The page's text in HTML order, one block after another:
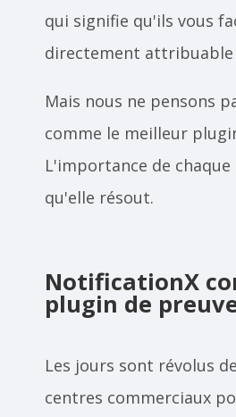
qui signifie qu'ils vous
directement
Mais nous ne pensons
comme le meilleur
L'importance de
qu'elle résout.
NotificationX
plugin de
Les jours sont révolus
centres commerciaux